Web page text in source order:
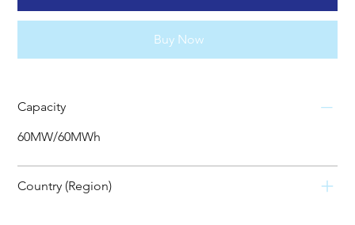
Buy Now
Capacity
60MW/60MWh
Country (Region)